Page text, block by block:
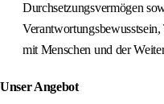
Durchsetzungsvermögen
mit Menschen und der
Unser Angebot